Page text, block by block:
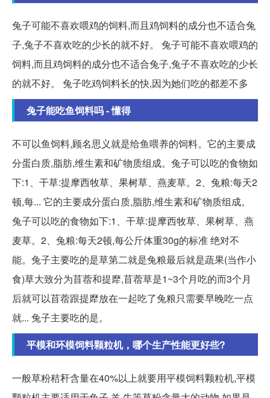
兔子可能不喜欢喂鸡的饲料,而且鸡饲料的成分也不适合兔
子,兔子不喜欢吃的少长的就不好。 兔子可能不喜欢喂鸡的
饲料,而且鸡饲料的成分也不适合兔子,兔子不喜欢吃的少长
的就不好。 兔子吃鸡饲料长的快,因为她们吃的都差不多
兔子能吃鱼饲料吗 - 懂得
不可以鱼饲料,顾名思义就是给鱼喂养的饲料。它的主要成
分蛋白质,脂肪,维生素和矿物质组成。兔子可以吃的食物如
下:1、干草:提摩西牧草、果树草、燕麦草。2、兔粮:每天2
顿,每... 它的主要成分蛋白质,脂肪,维生素和矿物质组成。
兔子可以吃的食物如下:1、干草:提摩西牧草、果树草、燕
麦草。2、兔粮:每天2顿,每公斤体重30g的标准 绝对不
能。兔子主要吃的是草第二就是兔粮最后就是蔬果(当作小
食)草大致分为苜蓿和提犘,苜蓿草是1~3个月吃的而3个月
后就可以苜蓿跟提犘放在一起吃了兔粮只需要早晚吃一点
就... 兔子主要吃的是。
平模和环模饲料颗粒机，哪个生产性能更好些?
一般草粉秸秆含量在40%以上就要用平模饲料颗粒机,平模